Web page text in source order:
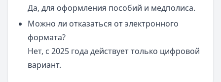
Да, для оформления пособий и медполиса.
Можно ли отказаться от электронного
формата?
Нет, с 2025 года действует только цифровой
вариант.